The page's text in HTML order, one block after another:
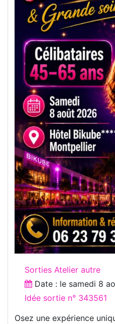
Sorties Atelier autre
Date : le samedi 8
Idée sortie n° 343561
Osez une expérience